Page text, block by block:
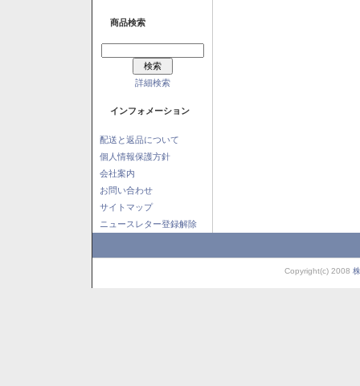
商品検索
詳細検索
インフォメーション
配送と返品について
個人情報保護方針
会社案内
お問い合わせ
サイトマップ
ニュースレター登録解除
Copyright(c) 2008